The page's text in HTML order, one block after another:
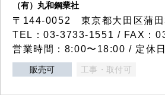
（有）丸和鋼業社
〒144-0052 東京都大田区蒲
TEL：03-3733-1551 / FAX：
営業時間：8:00〜18:00 / 定休
販売可 工事・取付可